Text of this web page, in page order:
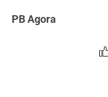
PB Agora